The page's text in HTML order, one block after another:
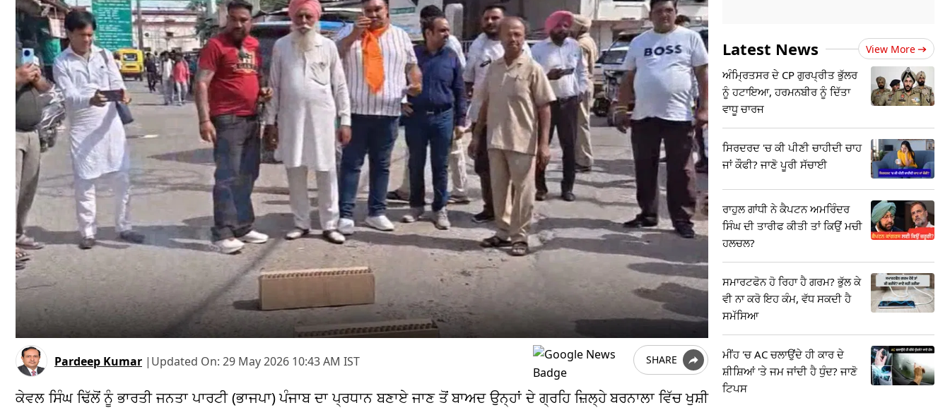
Pardeep Kumar | Updated On: 29 May 2026 10:43 AM IST SHARE
ਕੇਵਲ ਸਿੰਘ ਢਿੱਲੋਂ ਨੂੰ ਭਾਰਤੀ ਜਨਤਾ ਪਾਰਟੀ (ਭਾਜਪਾ) ਪੰਜਾਬ ਦਾ ਪ੍ਰਧਾਨ ਬਣਾਏ ਜਾਣ ਤੋਂ ਬਾਅਦ ਉਨ੍ਹਾਂ ਦੇ ਗ੍ਰਹਿ ਜ਼ਿਲ੍ਹੇ ਬਰਨਾਲਾ ਵਿੱਚ ਖੁਸ਼ੀ
Latest News View More
ਅੰਮ੍ਰਿਤਸਰ ਦੇ CP ਗੁਰਪ੍ਰੀਤ ਭੁੱਲਰ
ਨੂੰ ਹਟਾਇਆ, ਹਰਮਨਬੀਰ ਨੂੰ ਦਿੱਤਾ
ਵਾਧੂ ਚਾਰਜ
ਸਿਰਦਰਦ 'ਚ ਕੀ ਪੀਣੀ ਚਾਹੀਦੀ ਚਾਹ
ਜਾਂ ਕੌਫੀ? ਜਾਣੋ ਪੂਰੀ ਸੱਚਾਈ
ਰਾਹੁਲ ਗਾਂਧੀ ਨੇ ਕੈਪਟਨ ਅਮਰਿੰਦਰ
ਸਿੰਘ ਦੀ ਤਾਰੀਫ ਕੀਤੀ ਤਾਂ ਕਿਉਂ ਮਚੀ
ਹਲਚਲ?
ਸਮਾਰਟਫੋਨ ਹੋ ਰਿਹਾ ਹੈ ਗਰਮ? ਭੁੱਲ ਕੇ
ਵੀ ਨਾ ਕਰੋ ਇਹ ਕੰਮ, ਵੱਧ ਸਕਦੀ ਹੈ
ਸਮੱਸਿਆ
ਮੀਂਹ 'ਚ AC ਚਲਾਉਂਦੇ ਹੀ ਕਾਰ ਦੇ
ਸ਼ੀਸ਼ਿਆਂ 'ਤੇ ਜਮ ਜਾਂਦੀ ਹੈ ਧੁੰਦ? ਜਾਣੋ
ਟਿਪਸ